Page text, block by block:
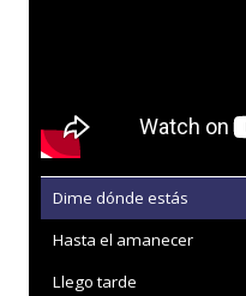
Dime dónde estás
Hasta el amanecer
Llego tarde